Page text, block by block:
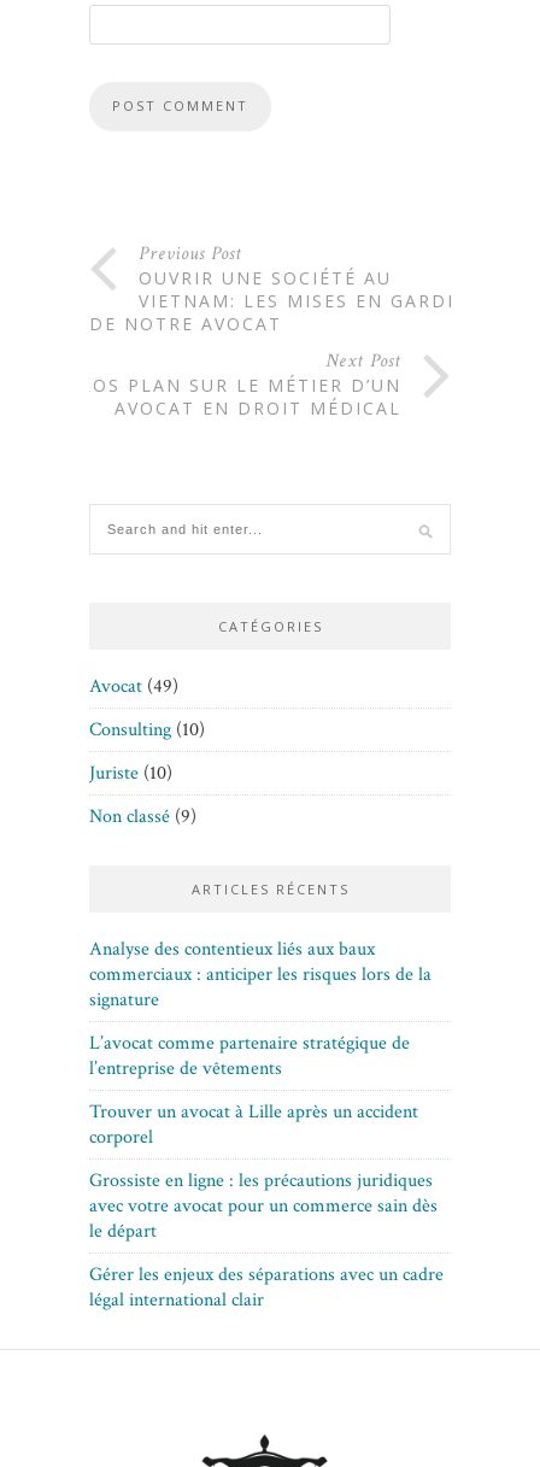
Previous Post
OUVRIR UNE SOCIÉTÉ AU
VIETNAM: LES MISES EN GARDE
DE NOTRE AVOCAT
Next Post
GROS PLAN SUR LE MÉTIER D’UN
AVOCAT EN DROIT MÉDICAL
CATÉGORIES
Avocat (49)
Consulting (10)
Juriste (10)
Non classé (9)
ARTICLES RÉCENTS
Analyse des contentieux liés aux baux
commerciaux : anticiper les risques lors de la
signature
L’avocat comme partenaire stratégique de
l’entreprise de vêtements
Trouver un avocat à Lille après un accident
corporel
Grossiste en ligne : les précautions juridiques
avec votre avocat pour un commerce sain dès
le départ
Gérer les enjeux des séparations avec un cadre
légal international clair